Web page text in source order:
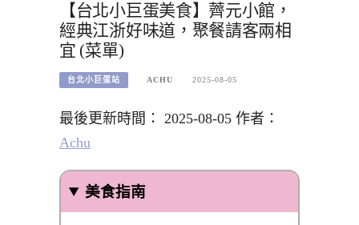
【台北小巨蛋美食】薺元小館，
經典江浙好味道，聚餐請客兩相
宜 (菜單)
台北小巨蛋站 ACHU 2025-08-05
最後更新時間： 2025-08-05 作者：
Achu
美食指南